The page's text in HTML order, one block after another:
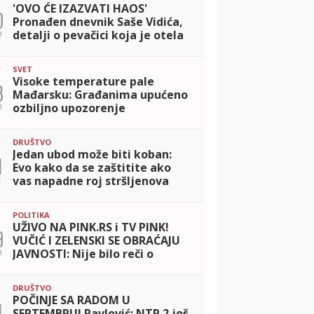
'OVO ĆE IZAZVATI HAOS'
Pronađen dnevnik Saše Vidića,
detalji o pevačici koja je otela
SVET
Visoke temperature pale
Mađarsku: Građanima upućeno
ozbiljno upozorenje
DRUŠTVO
Jedan ubod može biti koban:
Evo kako da se zaštitite ako
vas napadne roj stršljenova
POLITIKA
UŽIVO NA PINK.RS i TV PINK!
VUČIĆ I ZELENSKI SE OBRAĆAJU
JAVNOSTI: Nije bilo reči o
da ubijanje prestane
DRUŠTVO
POČINJE SA RADOM U